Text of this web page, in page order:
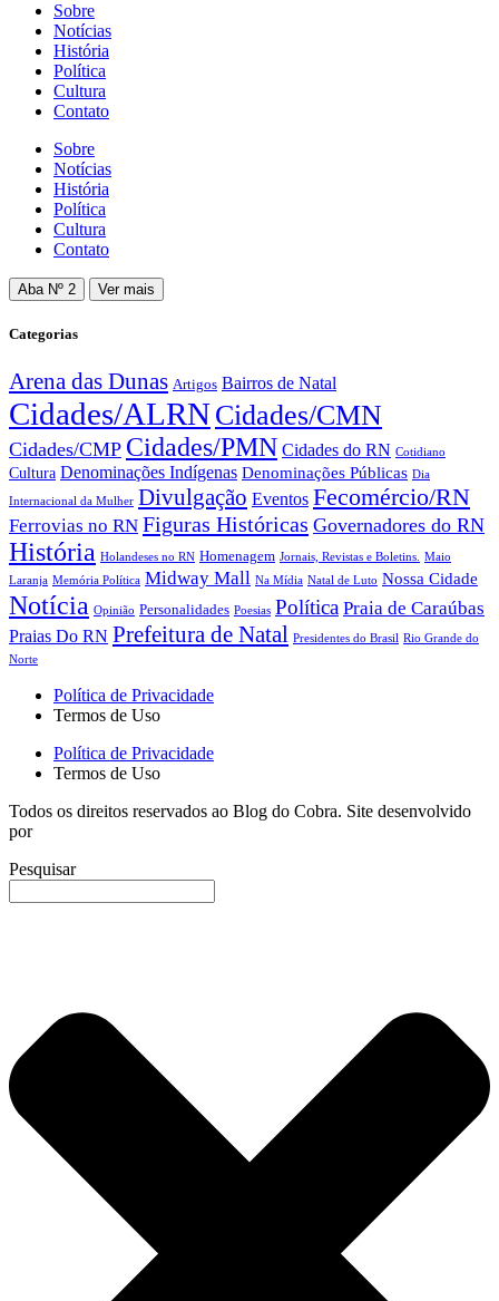
Sobre
Notícias
História
Política
Cultura
Contato
Sobre
Notícias
História
Política
Cultura
Contato
Aba Nº 2 Ver mais
Categorias
Arena das Dunas Artigos Bairros de Natal
Cidades/ALRNCidades/CMN
Cidades/CMP Cidades/PMN Cidades do RN Cotidiano
Cultura Denominações Indígenas Denominações Públicas Dia
Internacional da Mulher Divulgação Eventos Fecomércio/RN
Ferrovias no RN Figuras Históricas Governadores do RN
História Holandeses no RN Homenagem Jornais, Revistas e Boletins. Maio
Laranja Memória Política Midway Mall Na Mídia Natal de Luto Nossa Cidade
Notícia Opinião Personalidades Poesias Política Praia de Caraúbas
Praias Do RN Prefeitura de Natal Presidentes do Brasil Rio Grande do
Norte
Política de Privacidade
Termos de Uso
Política de Privacidade
Termos de Uso
Todos os direitos reservados ao Blog do Cobra. Site desenvolvido
por
Pesquisar